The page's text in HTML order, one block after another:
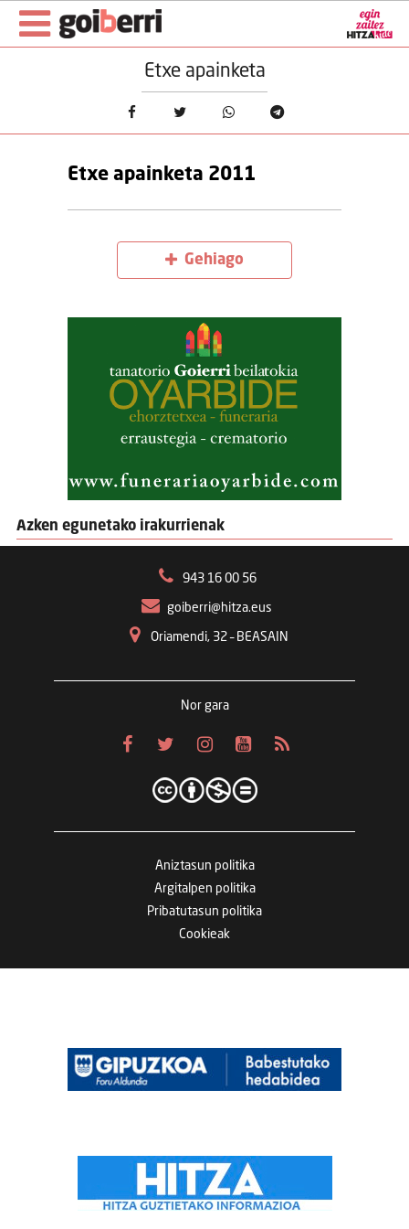
Etxe apainketa
Etxe apainketa 2011
Gehiago
Azken egunetako irakurrienak
943 16 00 56
goiberri@hitza.eus
Oriamendi, 32 – BEASAIN
Nor gara
Aniztasun politika
Argitalpen politika
Pribatutasun politika
Cookieak